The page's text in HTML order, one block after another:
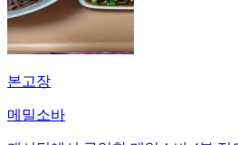
본고장
메밀소바